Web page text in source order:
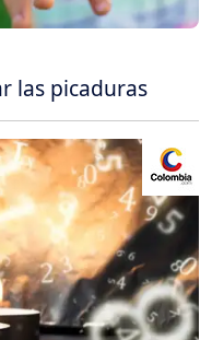
las picaduras